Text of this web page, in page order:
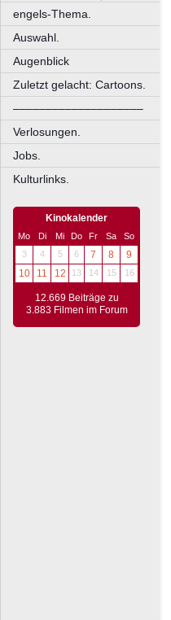
engels-Thema.
Auswahl.
Augenblick
Zuletzt gelacht: Cartoons.
––––––––––––––––––––
Verlosungen.
Jobs.
Kulturlinks.
Kinokalender
Mo Di Mi Do Fr Sa
So
3
4 5 6 7 8
9
10
11 12 13 14 15 16
12.669 Beiträge zu
3.883 Filmen im Forum